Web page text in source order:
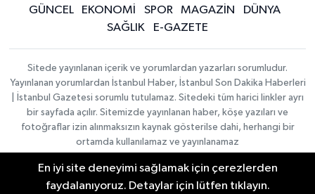
GÜNCEL EKONOMİ SPOR MAGAZİN
DÜNYA
SAĞLIK
E-GAZETE
Sitede yayınlanan içerik ve yorumlardan yazarları sorumludur.
Yayınlanan yorumlardan İstanbul Haber, İstanbul Son Dakika Haberleri
| İstanbul Gazetesi sorumlu tutulamaz. Sitedeki tüm harici linkler ayrı
bir sayfada açılır. Sitemizde yayınlanan haber, köşe yazıları ve
fotoğraflar izin alınmaksızın kaynak gösterilse dahi, herhangi bir
ortamda kullanılamaz ve yayınlanamaz
İletişim
Künye
Haber Yazılımı:TE Bilişim |
En iyi site deneyimi sağlamak için çerezlerden
faydalanıyoruz. Detaylar için lütfen tıklayın.